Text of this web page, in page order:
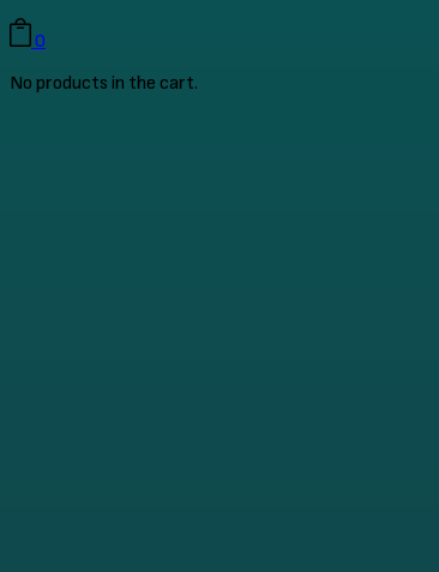
0
No products in the cart.